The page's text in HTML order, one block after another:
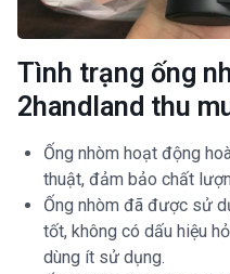
Tình trạng ống
2handland thu
Ống nhòm hoạt động
thuật, đảm bảo chất
Ống nhòm đã được sử
tốt, không có dấu hiệu
dùng ít sử dụng.